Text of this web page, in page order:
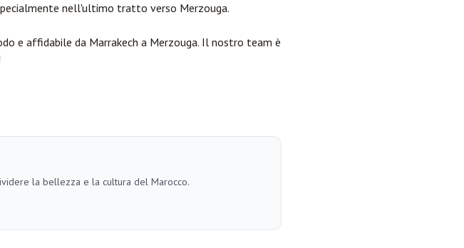
nell'ultimo tratto verso Merzouga.
e affidabile da Marrakech a Merzouga. Il nostro team è
la bellezza e la cultura del Marocco.